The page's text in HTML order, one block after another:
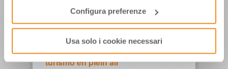
Configura preferenze
Usa solo i cookie necessari
Tg1 Focus Tempo Libero: dal TTG
di Rimini segnali positivi per il
turismo en plein air